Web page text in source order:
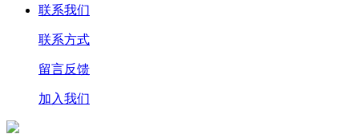
联系我们
联系方式
留言反馈
加入我们